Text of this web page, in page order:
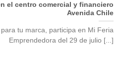
el centro comercial y financiero
Avenida Chile
tu marca, participa en Mi Feria
Emprendedora del 29 de julio [...]